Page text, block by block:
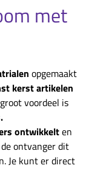
met
opgemaakt
kerst artikelen
voordeel is
ontwikkelten
ontvanger dit
Je kunt er direct